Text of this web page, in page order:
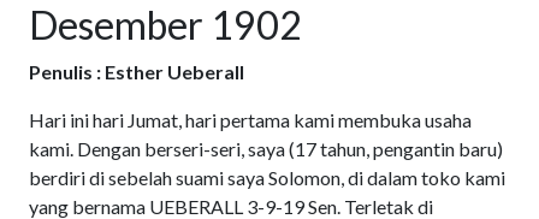
Desember 1902
Penulis : Esther Ueberall
Hari ini hari Jumat, hari pertama kami membuka usaha
kami. Dengan berseri-seri, saya (17 tahun, pengantin baru)
berdiri di sebelah suami saya Solomon, di dalam toko kami
yang bernama UEBERALL 3-9-19 Sen. Terletak di